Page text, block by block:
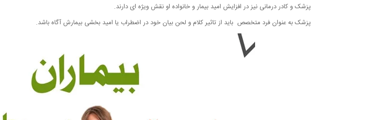
پزشک و کادر درمانی نیز در افزایش امید بیمار و خانواده او نقش ویژه ای دارند.
پزشک به عنوان فرد متخصص باید از تاثیر کلام و لحن بیان خود در اضطراب یا امید بخشی بیمارش آگاه باشد.